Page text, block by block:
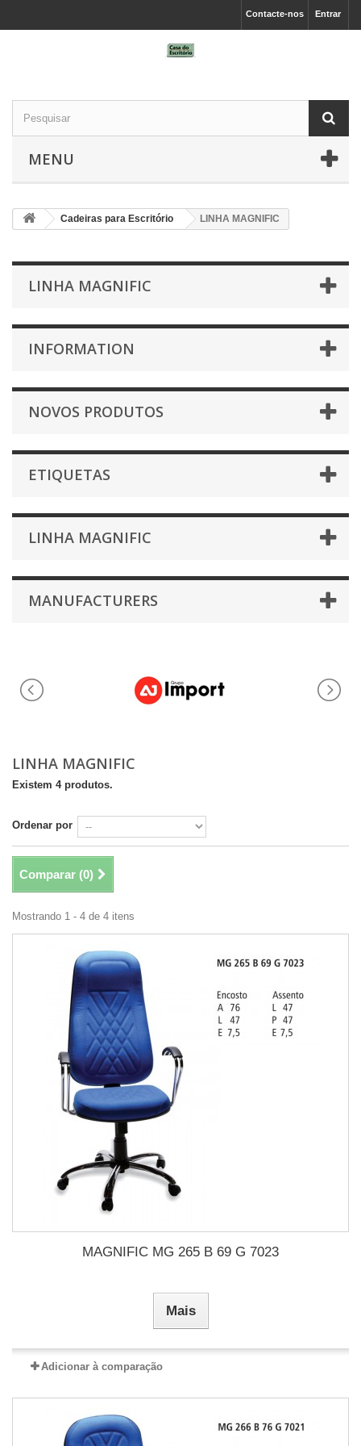
Entrar
Contacte-nos
MENU
Cadeiras para Escritório LINHA MAGNIFIC
LINHA MAGNIFIC
INFORMATION
NOVOS PRODUTOS
ETIQUETAS
LINHA MAGNIFIC
MANUFACTURERS
LINHA MAGNIFIC
Existem 4 produtos.
Ordenar por
Comparar (0)
Mostrando 1 - 4 de 4 itens
MAGNIFIC MG 265 B 69 G 7023
Mais
Adicionar à comparação